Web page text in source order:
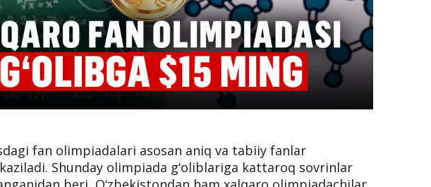
fan olimpiadalari asosan aniq va tabiiy fanlar
Shunday olimpiada g‘oliblariga kattaroq sovrinlar